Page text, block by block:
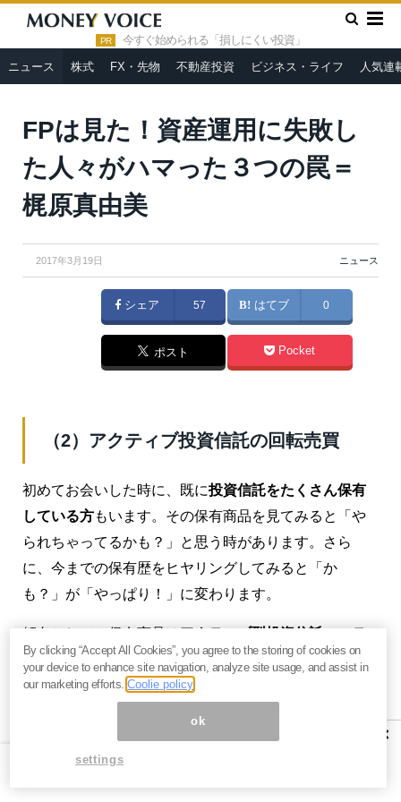
PR 今すぐ始められる「損しにくい投資」
ニュース 株式 FX・先物 不動産投資 ビジネス・ライフ 人気連
HOME » ニュース »
FPは見た！資産運用に失敗した人々がハ
マった３つの罠＝梶原真由美
FPは見た！資産運用に失敗し
た人々がハマった３つの罠＝
梶原真由美
2017年3月19日 ニュース
シェア 57 はてブ 0
ポスト Pocket
（2）アクティブ投資信託の回転売買
初めてお会いした時に、既に投資信託をたくさん保有
している方もいます。その保有商品を見てみると「や
られちゃってるかも？」と思う時があります。さら
に、今までの保有歴をヒヤリングしてみると「か
も？」が「やっぱり！」に変わります。
傾向として、保有商品はアクティブ型投資信託で、テ
ーマ型（資源・エコ・SRI・IT等）が多いです。
そして3ヶ月～半年置きに銀行・証券会社はせっせと
「売りたい」商品を開発＆導入してくるのですが、新
×
By clicking “Accept All Cookies”, you agree to the storing of cookies on
your device to enhance site navigation, analyze site usage, and assist in
our marketing efforts.Coolie policy
ok
settings